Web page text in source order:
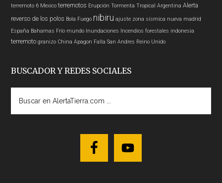
terremoto 6 Mexico terremotos Erupción Tormenta Tropical Argentina Alerta
reverso de los polos Bola Fuego nibiru ajuste zona sísmica nueva madrid
España Bahamas Frío mundo Inundaciones Incendios forestales indonesia
terremoto granizo China Apagon Falla San Andres Reino Unido
BUSCADOR Y REDES SOCIALES
AlertaTierra.com